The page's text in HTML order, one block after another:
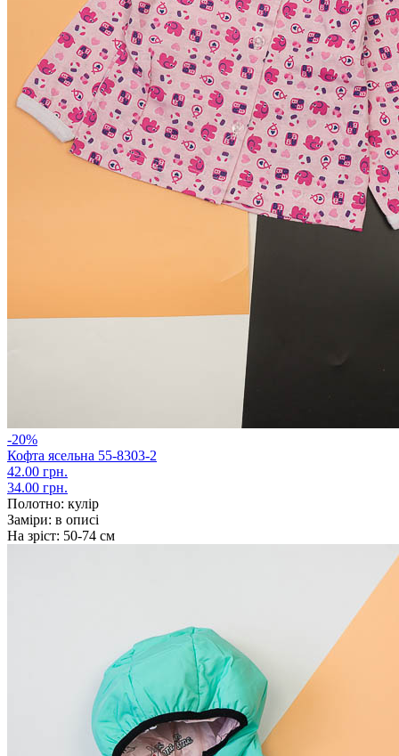
-20%
Кофта ясельна 55-8303-2
42.00 грн.
34.00 грн.
Полотно: кулір
Заміри: в описі
На зріст: 50-74 см